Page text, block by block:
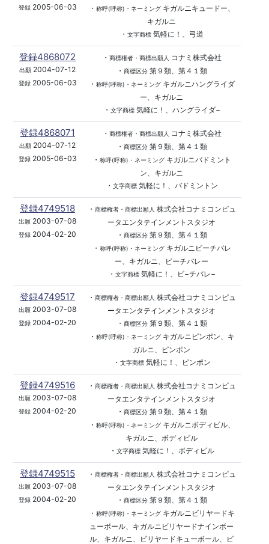
登録2005-06-03
・ 称呼(呼称)・ネーミングキガルニキュードー、
キガルニ
・ 文字商標気軽に！、弓道
登録4868072
出願 2004-07-12
登録2005-06-03
・ 商標権者・商標出願人
コナミ株式会社
・ 商標区分第９類、第４１類
・ 称呼(呼称)・ネーミングキガルニハングライダ
ー、キガルニ
・ 文字商標気軽に！、ハングライダ−
登録4868071
出願 2004-07-12
登録2005-06-03
・ 商標権者・商標出願人
コナミ株式会社
・ 商標区分第９類、第４１類
・ 称呼(呼称)・ネーミングキガルニバドミント
ン、キガルニ
・ 文字商標気軽に！、バドミントン
登録4749518
出願2003-07-08
登録 2004-02-20
・ 商標権者・商標出願人 株式会社コナミコンピュ
ータエンタテインメントスタジオ
・ 商標区分第９類、第４１類
・ 称呼(呼称)・ネーミングキガルニビーチバレ
ー、キガルニ、ビーチバレー
・ 文字商標気軽に！、ビ−チバレ−
登録4749517
出願2003-07-08
登録 2004-02-20
・ 商標権者・商標出願人 株式会社コナミコンピュ
ータエンタテインメントスタジオ
・ 商標区分第９類、第４１類
・ 称呼(呼称)・ネーミングキガルニピンポン、キ
ガルニ、ピンポン
・ 文字商標気軽に！、ピンポン
登録4749516
出願2003-07-08
登録 2004-02-20
・ 商標権者・商標出願人 株式会社コナミコンピュ
ータエンタテインメントスタジオ
・ 商標区分第９類、第４１類
・ 称呼(呼称)・ネーミングキガルニボディビル、
キガルニ、ボディビル
・ 文字商標気軽に！、ボディビル
登録4749515
出願2003-07-08
登録 2004-02-20
・ 商標権者・商標出願人 株式会社コナミコンピュ
ータエンタテインメントスタジオ
・ 商標区分第９類、第４１類
・ 称呼(呼称)・ネーミングキガルニビリヤードキ
ューボール、キガルニビリヤードナインボー
ル、キガルニ、ビリヤードキューボール、ビ